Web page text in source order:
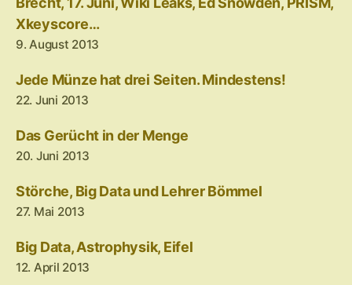
Xkeyscore…
9. August 2013
Jede Münze hat drei Seiten. Mindestens!
22. Juni 2013
Das Gerücht in der Menge
20. Juni 2013
Störche, Big Data und Lehrer Bömmel
27. Mai 2013
Big Data, Astrophysik, Eifel
12. April 2013